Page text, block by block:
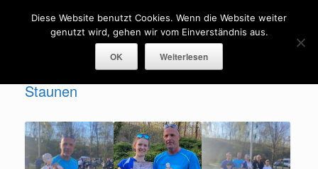
Menü
Greifswalder brachten den Krabat zum
Staunen
Diese Website benutzt Cookies. Wenn die Website weiter
genutzt wird, gehen wir vom Einverständnis aus.
OK Weiterlesen